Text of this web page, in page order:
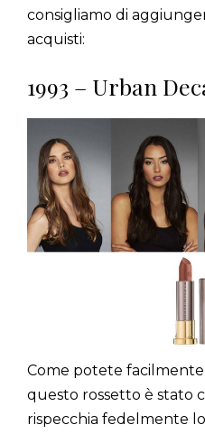
consigliamo di
acquisti:
1993 – Urban
Come potete
questo rossetto è stato
rispecchia fedelmente